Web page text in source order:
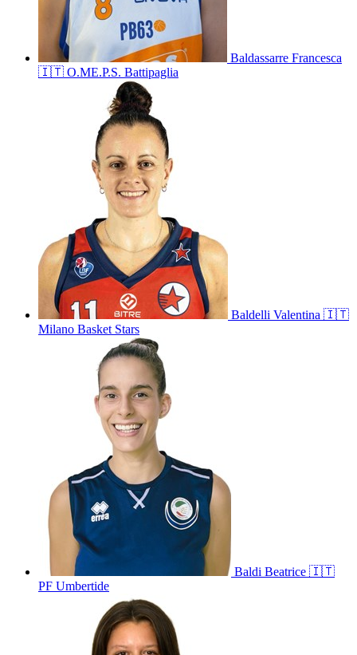
Baldassarre Francesca
🇮🇹 O.ME.P.S. Battipaglia
Baldelli Valentina 🇮🇹
Milano Basket Stars
Baldi Beatrice 🇮🇹
PF Umbertide